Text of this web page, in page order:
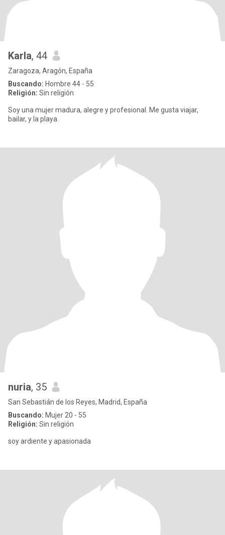
Karla, 44
Zaragoza, Aragón, España
Buscando: Hombre 44 - 55
Religión: Sin religión
Soy una mujer madura, alegre y profesional. Me gusta viajar,
bailar, y la playa.
nuria, 35
San Sebastián de los Reyes, Madrid, España
Buscando: Mujer 20 - 55
Religión: Sin religión
soy ardiente y apasionada